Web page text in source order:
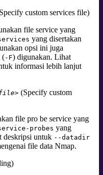
custom services file)
file service yang
yang disertakan
opsi ini juga
(-F) digunakan. Lihat
informasi lebih lanjut
file> (Specify custom
file pro be service yang
probes yang
deskripsi untuk --datadir
file data Nmap.